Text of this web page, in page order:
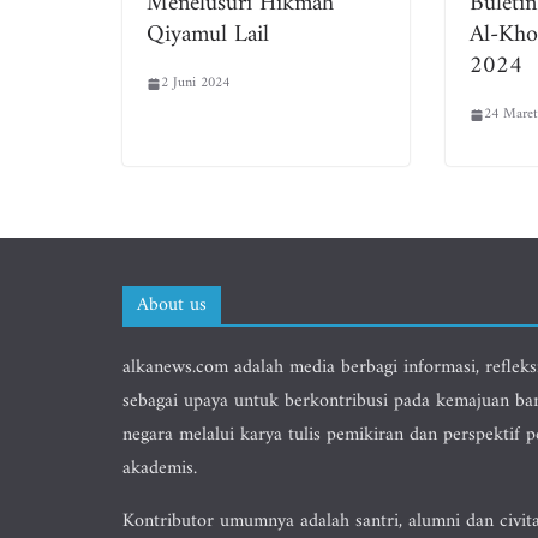
Qiyamul Lail
2 Juni 2024
Al-
2024
24
About us
alkanews.com adalah media berbagi informasi,
sebagai upaya untuk berkontribusi pada kemajuan
negara melalui karya tulis pemikiran dan perspektif
akademis.
Kontributor umumnya adalah santri, alumni dan